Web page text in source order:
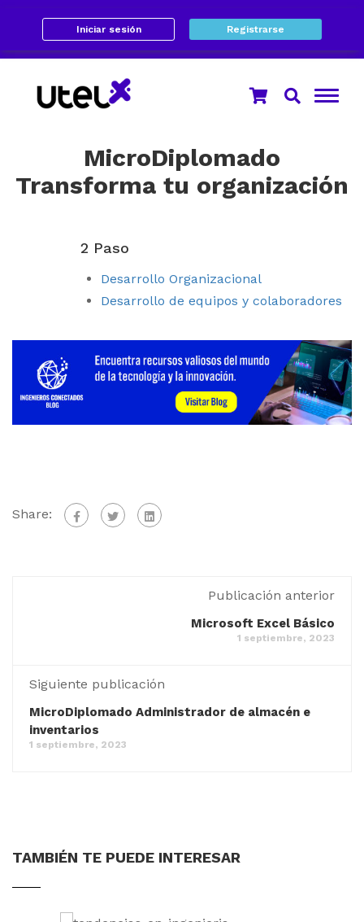
Iniciar sesión Registrarse
MicroDiplomado
Transforma tu organización
2 Paso
Desarrollo Organizacional
Desarrollo de equipos y colaboradores
Share:
Publicación anterior
Microsoft Excel Básico
1 septiembre, 2023
Siguiente publicación
MicroDiplomado Administrador de almacén e
inventarios
1 septiembre, 2023
TAMBIÉN TE PUEDE INTERESAR